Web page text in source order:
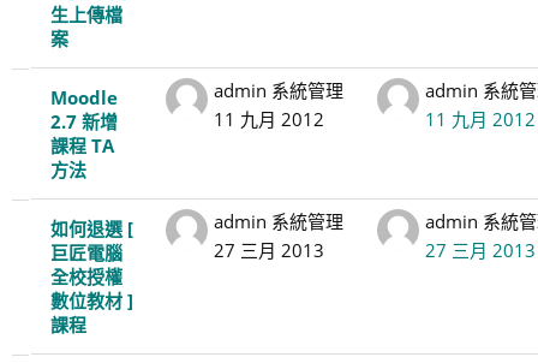
生上傳檔
案
Moodle
2.7 新增
課程 TA
方法
admin 系統管理
11 九月 2012
admin 系統
11 九月 2012
如何退選 [
巨匠電腦
全校授權
數位教材 ]
課程
admin 系統管理
27 三月 2013
admin 系統
27 三月 2013